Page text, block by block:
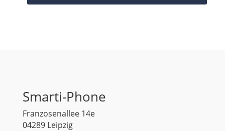
Smarti-Phone
Franzosenallee 14e
04289 Leipzig